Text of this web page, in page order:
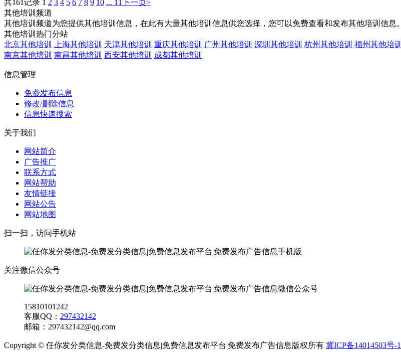
共161记录 1 2 3 4 5 6 7 8 9 10 ... 11下一页>
其他培训频道
其他培训频道为您提供其他培训信息，在此有大量其他培训信息供您选择，您可以免费查看和发布其他培训信息。
其他培训热门分站
北京其他培训
上海其他培训 天津其他培训 重庆其他培训 广州其他培训 深圳其他培训 杭州其他培训 福州其他培训
南京其他培训 南昌其他培训 西安其他培训 成都其他培训
信息管理
免费发布信息
修改/删除信息
信息快速搜索
关于我们
网站简介
广告推广
联系方式
网站帮助
友情链接
网站公告
网站地图
扫一扫，访问手机站
关注微信公众号
15810101242
客服QQ： 297432142
邮箱： 297432142@qq.com
Copyright © 任你发分类信息-免费发分类信息|免费信息发布平台|免费发布广告信息版权所有 冀ICP备14014503号-1